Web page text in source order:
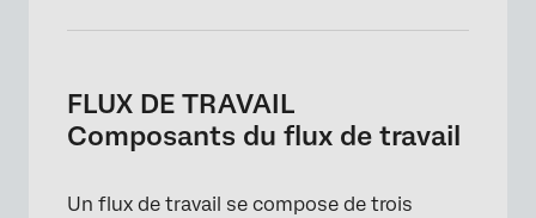
FLUX DE TRAVAIL
Composants du flux de travail
Un flux de travail se compose de trois